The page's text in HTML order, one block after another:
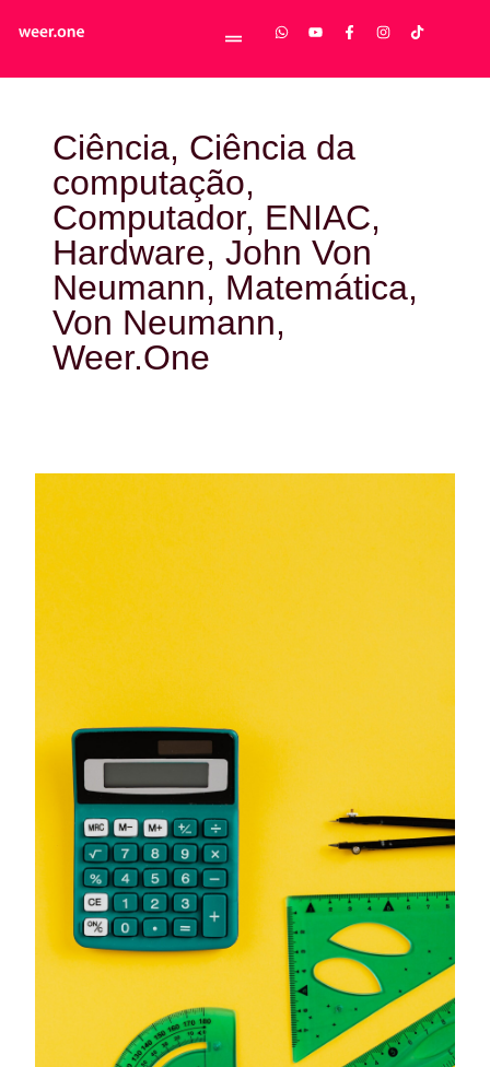
Ciência, Ciência da
computação,
Computador, ENIAC,
Hardware, John Von
Neumann, Matemática,
Von Neumann,
Weer.One